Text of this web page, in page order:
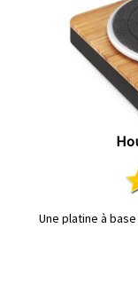
Une platine à